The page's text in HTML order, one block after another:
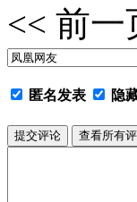
<< 前一
匿名发表 隐